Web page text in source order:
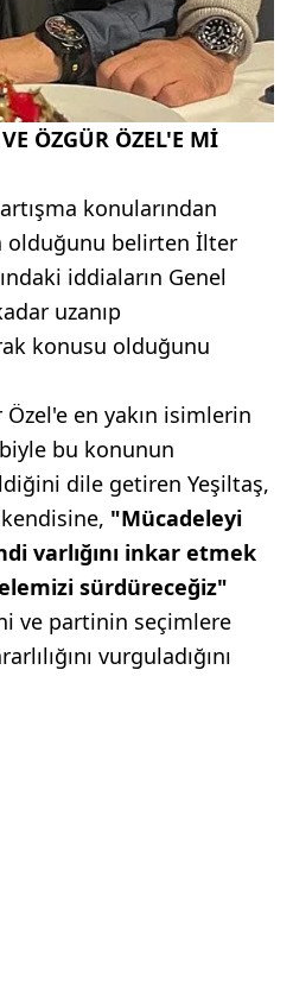
ÖZGÜR ÖZEL'E Mİ
konularından
olduğunu belirten İlter
iddiaların Genel
uzanıp
konusu olduğunu
en yakın isimlerin
bu konunun
dile getiren Yeşiltaş,
"Mücadeleyi
varlığını inkar etmek
sürdüreceğiz"
ve partinin seçimlere
vurguladığını